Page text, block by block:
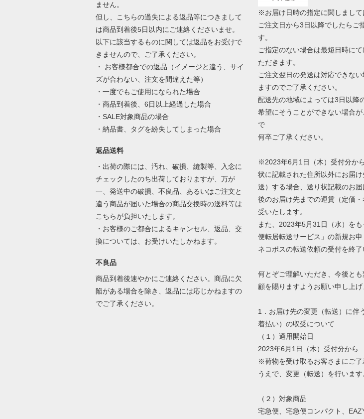
ません。
但し、こちらの過失による返品等につきまして
は商品到着後5日以内にご連絡くださいませ。
以下に該当するものに関しては返品をお受けで
きませんので、ご了承ください。
・ お客様都合での返品（イメージと違う、サイ
ズが合わない、注文を間違えた等）
・一度でもご使用になられた場合
・商品到着後、6日以上経過した場合
・SALE対象商品の場合
・納品書、タグを紛失してしまった場合
返品送料
・出荷の際には、汚れ、破損、縫製等、入念に
チェックしたのち出荷しておりますが、万が
一、発送中の破損、不良品、あるいはご注文と
違う商品が届いた場合の商品交換時の送料等は
こちらが負担いたします。
・お客様のご都合によるキャンセル、返品、交
換については、お受けいたしかねます。
不良品
商品到着後速やかにご連絡ください。商品に欠
陥がある場合を除き、返品には応じかねますの
でご了承ください。
※お届け日時の指定に関しまして
ご注文日から3日以降でしたらご
す。
ご指定のない場合は最短日時に
ただきます。
ご注文翌日の発送は対応できな
ますのでご了承ください。
配送先の地域によっては3日以降
希望にそうことができない場合
で
何卒ご了承ください。
※2023年6月1日（木）受付分か
状に記載された住所以外にお届
送）する場合、送り状記載のお
後のお届け先までの運賃（定価・
受いたします。
また、2023年5月31日（水）を
便転居転送サービス」の新規お
ネコポスの転送依頼の受付を終了
何とぞご理解いただき、今後と
顧を賜りますようお願い申し上げ
1．お届け先の変更（転送）に伴
着払い）の収受について
（１）適用開始日
2023年6月1日（木）受付分から
※荷物を受け取るお客さまにご了
うえで、変更（転送）を行います
（２）対象商品
宅急便、宅急便コンパクト、